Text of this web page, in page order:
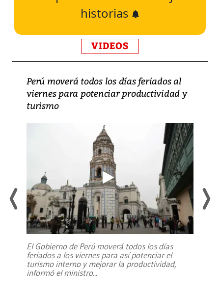
historias
VIDEOS
Perú moverá todos los días feriados al
viernes para potenciar productividad y
turismo
El Gobierno de Perú moverá todos los días
feriados a los viernes para así potenciar el
turismo interno y mejorar la productividad,
informó el ministro...